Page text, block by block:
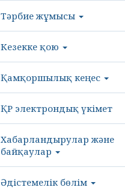
Тәрбие жұмысы
Кезекке қою
Қамқоршылық кеңес
ҚР электрондық үкімет
Хабарландырулар және
байқаулар
Әдістемелік бөлім